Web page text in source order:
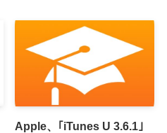
Apple、｢iTunes U 3.6.1｣